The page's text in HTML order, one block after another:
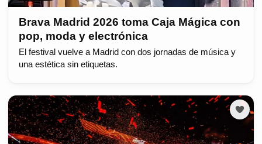
Brava Madrid 2026 toma Caja Mágica con
pop, moda y electrónica
El festival vuelve a Madrid con dos jornadas de música y
una estética sin etiquetas.